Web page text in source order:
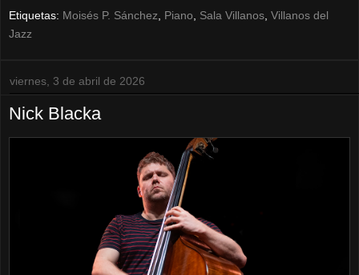
Etiquetas: Moisés P. Sánchez Piano Sala Villanos Villanos del
Jazz
viernes, 3 de abril de 2026
Nick Blacka